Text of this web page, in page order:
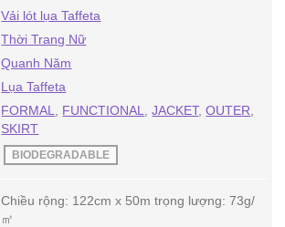
Vải lót lụa Taffeta
Thời Trang Nữ
Quanh Năm
Lụa Taffeta
FORMAL FUNCTIONAL ,JACKET,OUTER
SKIRT
BIODEGRADABLE
Chiều rộng: 122cm x 50m trọng lượng: 73g/
㎡